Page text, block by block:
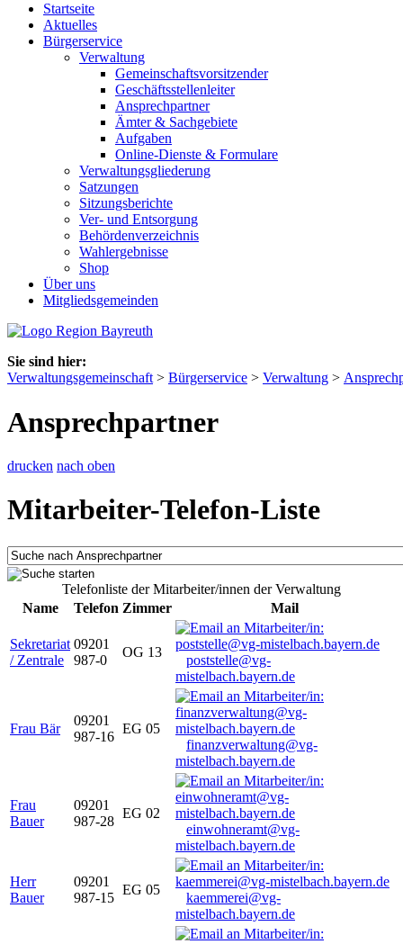
Startseite
Aktuelles
Bürgerservice
Verwaltung
Gemeinschaftsvorsitzender
Geschäftsstellenleiter
Ansprechpartner
Ämter & Sachgebiete
Aufgaben
Online-Dienste & Formulare
Verwaltungsgliederung
Satzungen
Sitzungsberichte
Ver- und Entsorgung
Behördenverzeichnis
Wahlergebnisse
Shop
Über uns
Mitgliedsgemeinden
Sie sind hier:
Verwaltungsgemeinschaft > Bürgerservice > Verwaltung >
Ansprechpartner
drucken nach oben
Mitarbeiter-Telefon-Liste
Telefonliste der Mitarbeiter/innen der Verwaltung
Name
Telefon Zimmer Mail
Sekretariat
/ Zentrale
09201
987-0
OG 13
poststelle@vg-
mistelbach.bayern.de
Frau Bär
09201
987-16
EG 05
finanzverwaltung@vg-
mistelbach.bayern.de
Frau
Bauer
09201
987-28
EG 02
einwohneramt@vg-
mistelbach.bayern.de
Herr
Bauer
09201
987-15
EG 05
kaemmerei@vg-
mistelbach.bayern.de